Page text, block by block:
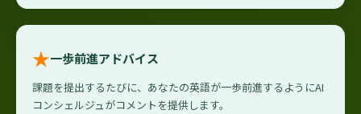
★一歩前進アドバイス
課題を提出するたびに、あなたの英語が一歩前進するようにAI
コンシェルジュがコメントを提供します。